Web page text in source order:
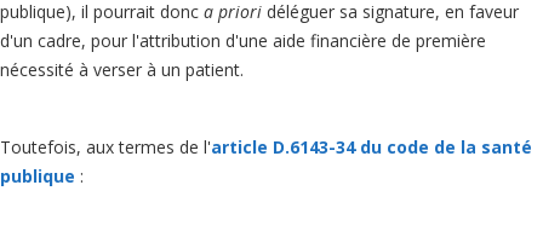
publique), il pourrait donc a priori déléguer sa signature, en faveur
d'un cadre, pour l'attribution d'une aide financière de première
nécessité à verser à un patient.
Toutefois, aux termes de l'article D.6143-34 du code de la santé
publique :